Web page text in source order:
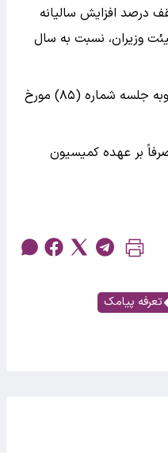
درصد افزایش سالیانه
وزیران، نسبت به سال
ماده۵ ـ این مصوبه جایگزین مصوبه جلسه شماره (۸۵) مورخ
صرفاً بر عهده کمیسیون
تعرفه پیامک